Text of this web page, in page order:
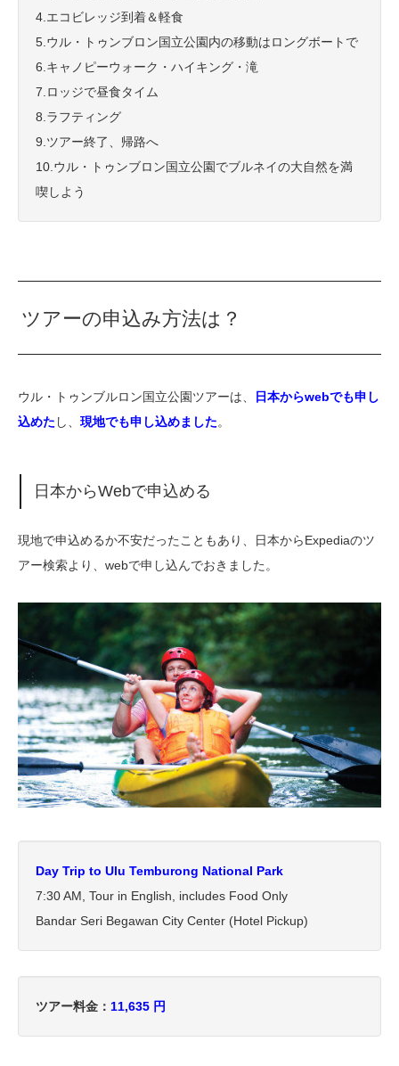
4.エコビレッジ到着＆軽食
5.ウル・トゥンブロン国立公園内の移動はロングボートで
6.キャノピーウォーク・ハイキング・滝
7.ロッジで昼食タイム
8.ラフティング
9.ツアー終了、帰路へ
10.ウル・トゥンブロン国立公園でブルネイの大自然を満
喫しよう
ツアーの申込み方法は？
ウル・トゥンブルロン国立公園ツアーは、
日本からwebでも申し
込めた し、 現地でも申し込めました。
日本からWebで申込める
現地で申込めるか不安だったこともあり、日本からExpediaのツ
アー検索より、webで申し込んでおきました。
Day Trip to Ulu Temburong National Park
7:30 AM, Tour in English, includes Food Only
Bandar Seri Begawan City Center (Hotel Pickup)
ツアー料金： 11,635 円